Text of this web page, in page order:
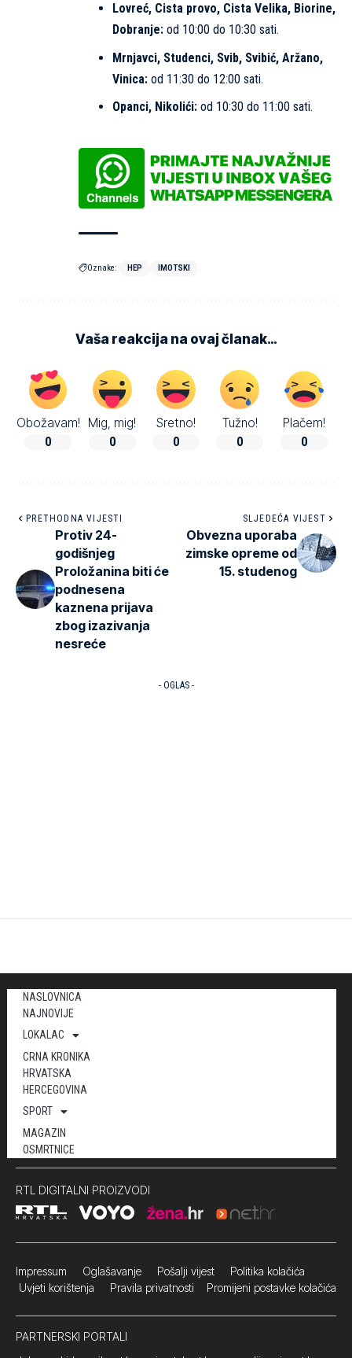
Lovreć, Cista provo, Cista Velika, Biorine,
Dobranje:od 10:00 do 10:30 sati.
Mrnjavci, Studenci, Svib, Svibić, Aržano,
Vinica:od 11:30 do 12:00 sati.
Opanci, Nikolići:od 10:30 do 11:00 sati.
Oznake: HEP IMOTSKI
Vaša reakcija na ovaj članak…
Obožavam!
0
Mig, mig!
0
Sretno!
0
Tužno!
0
Plačem!
0
PRETHODNA VIJESTI
Protiv 24-
godišnjeg
Proložanina biti će
podnesena
kaznena prijava
zbog izazivanja
nesreće
SLJEDEĆA VIJEST
Obvezna uporaba
zimske opreme od
15. studenog
- OGLAS -
NASLOVNICA
NAJNOVIJE
LOKALAC
CRNA KRONIKA
HRVATSKA
HERCEGOVINA
SPORT
MAGAZIN
OSMRTNICE
RTL DIGITALNI PROIZVODI
Impressum Oglašavanje Pošalji vijest Politika kolačića
Uvjeti korištenja Pravila privatnosti Promijeni postavke kolačića
PARTNERSKI PORTALI